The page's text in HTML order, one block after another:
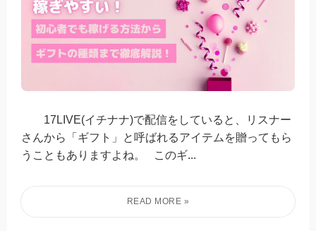
17LIVE(イチナナ)で配信をしていると、リスナー
さんから「ギフト」と呼ばれるアイテムを贈ってもら
うこともありますよね。 このギ...